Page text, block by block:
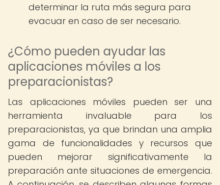
determinar la ruta más segura para
evacuar en caso de ser necesario.
¿Cómo pueden ayudar las
aplicaciones móviles a los
preparacionistas?
Las aplicaciones móviles pueden ser una
herramienta invaluable para los
preparacionistas, ya que brindan una amplia
gama de funcionalidades y recursos que
pueden mejorar significativamente la
preparación ante situaciones de emergencia.